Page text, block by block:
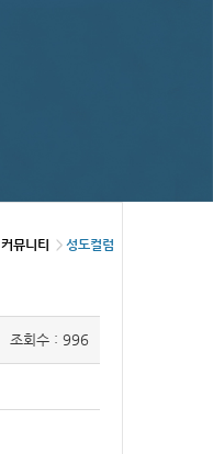
커뮤니티 성도컬럼
조회수 : 996